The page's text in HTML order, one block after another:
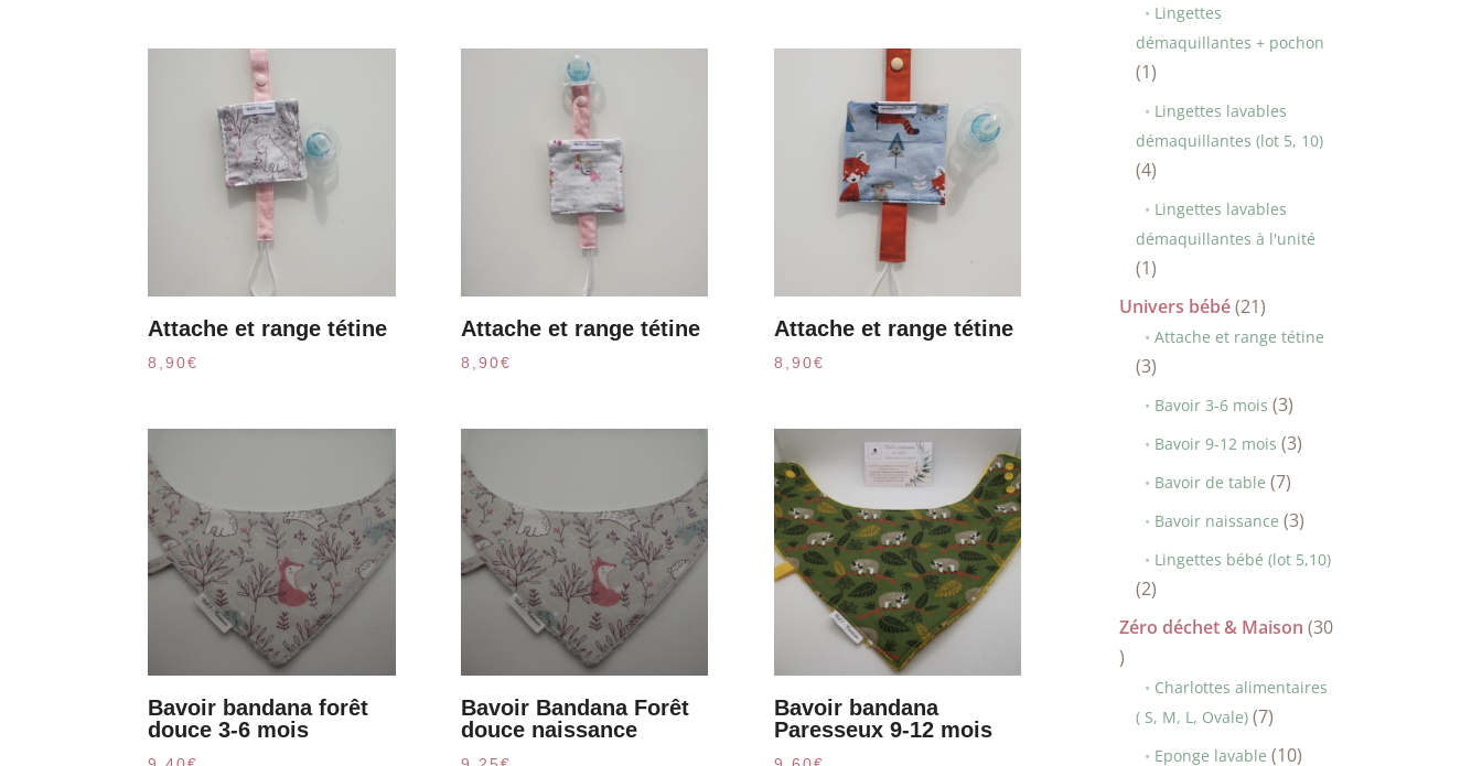
Attache et range tétine
8,90€
Attache et range tétine
8,90€
Attache et range tétine
8,90€
Bavoir bandana forêt
douce 3-6 mois
Bavoir Bandana Forêt
douce naissance
Bavoir bandana
Paresseux 9-12 mois
Lingettes
démaquillantes + pochon
11
produit
Lingettes lavables
démaquillantes (lot 5, 10)
44
produits
Lingettes lavables
démaquillantes à l'unité
11
produit
Univers bébé 2121
produits
Attache et range tétine
33
produits
Bavoir 3-6 mois 33
produits
Bavoir 9-12 mois 33
Bavoir de table 77
produits
Bavoir naissance 33
produits
Lingettes bébé (lot 5,10)
22
produits
Zéro déchet & Maison 30
30
produits
Charlottes alimentaires
( S, M, L, Ovale) 77
produits
Eponge lavable 1010